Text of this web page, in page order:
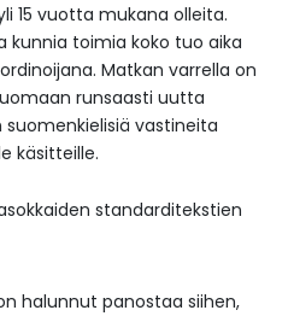
15 vuotta mukana olleita.
kunnia toimia koko tuo aika
Matkan varrella on
runsaasti uutta
vastineita
käsitteille.
standarditekstien
halunnut panostaa siihen,